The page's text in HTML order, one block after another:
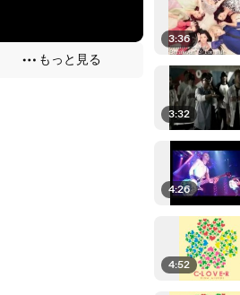
もっと見る
3:36
3:32
4:26
4:52